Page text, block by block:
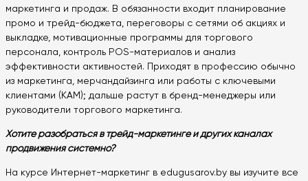
маркетинга и продаж. В обязанности входит планирование
промо и трейд-бюджета, переговоры с сетями об акциях и
выкладке, мотивационные программы для торгового
персонала, контроль POS-материалов и анализ
эффективности активностей. Приходят в профессию обычно
из маркетинга, мерчандайзинга или работы с ключевыми
клиентами (KAM); дальше растут в бренд-менеджеры или
руководители торгового маркетинга.
Хотите разобраться в трейд-маркетинге и других каналах
продвижения системно?
На курсе Интернет-маркетинг в edugusarov.by вы изучите все